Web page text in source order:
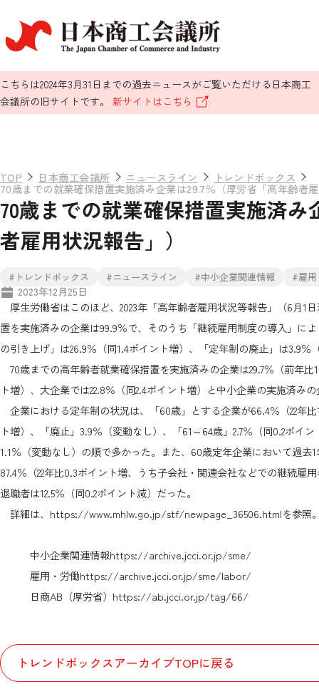
こちらは2024年3月31日までの過去ニュースがご覧いただける日本商工
会議所の旧サイトです。 新サイトはこちら
TOP 日本商工会議所 ニュースライン トレンドボックス
70歳までの就業確保措置実施済み企業は29.7％（厚労省「高年齢者
70歳までの就業確保措置実施済
者雇用状況報告」）
#トレンドボックス #ニュースライン #中小企業関連情報 #雇
2023年12月25日
厚生労働省はこのほど、2023年「高年齢者雇用状況等報告」（6月1
置を実施済みの企業は99.9％で、そのうち「継続雇用制度の導入」に
の引き上げ」は26.9％（同1.4ポイント増）、「定年制の廃止」は3.9％
70歳までの高年齢者就業確保措置を実施済みの企業は29.7％（前年
ト増）、大企業では22.8％（同2.4ポイント増）と中小企業の実施済み
企業における定年制の状況は、「60歳」とする企業が66.4％（22年
ト増）、「廃止」3.9％（変動なし）、「61～64歳」2.7％（同0.2ポイ
1.1％（変動なし）の順で多かった。また、60歳定年企業において過
87.4％（22年比0.3ポイント増、うち子会社・関連会社などでの継続
退職者は12.5％（同0.2ポイント減）だった。
詳細は、 https://www.mhlw.go.jp/stf/newpage_36506.htmlを参照
中小企業関連情報https://archive.jcci.or.jp/sme/
雇用・労働https://archive.jcci.or.jp/sme/labor/
日商AB（厚労省） https://ab.jcci.or.jp/tag/66/
トレンドボックスアーカイブTOPに戻る